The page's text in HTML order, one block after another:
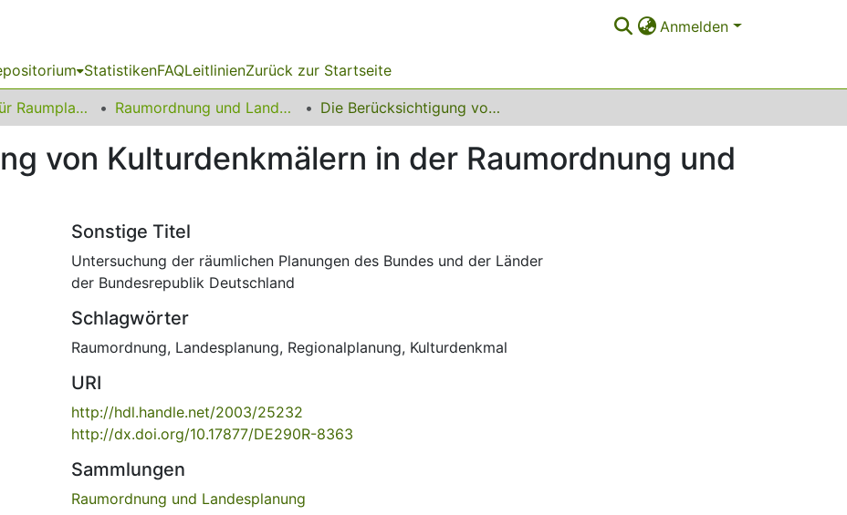
Anmelden
StatistikenFAQLeitlinienZurück zur Startseite
09 Fakultät für Raumplanung Raumordnung und Landesplanung Die Berücksichtigung von Kulturdenkmälern in der Raumordnung und Landesplanung
von Kulturdenkmälern in der Raumordnung und
Sonstige Titel
Untersuchung der räumlichen Planungen des Bundes und der Länder
der Bundesrepublik Deutschland
Schlagwörter
Raumordnung, Landesplanung, Regionalplanung, Kulturdenkmal
URI
http://hdl.handle.net/2003/25232
http://dx.doi.org/10.17877/DE290R-8363
Sammlungen
Raumordnung und Landesplanung